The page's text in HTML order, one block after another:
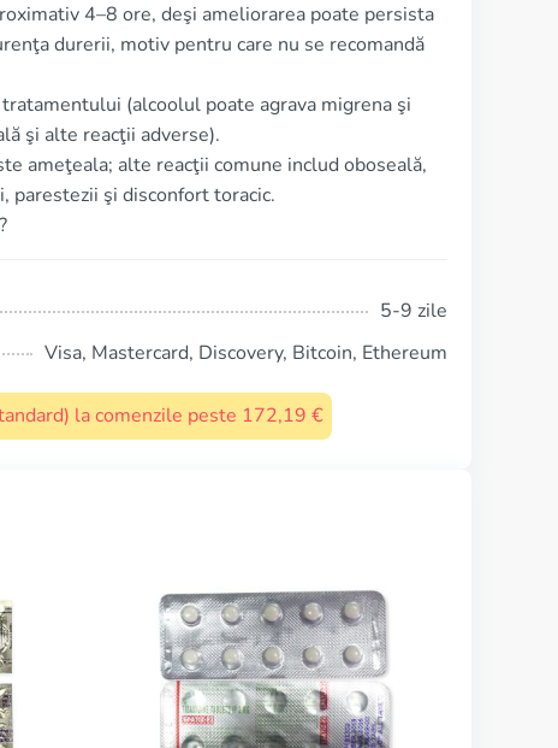
4–8 ore, deşi ameliorarea poate persista
durerii, motiv pentru care nu se recomandă
(alcoolul poate agrava migrena şi
şi alte reacţii adverse).
ameţeala; alte reacţii comune includ oboseală,
parestezii şi disconfort toracic.
5-9 zile
Visa, Mastercard, Discovery, Bitcoin, Ethereum
la comenzile peste 172,19 €
Imitrex